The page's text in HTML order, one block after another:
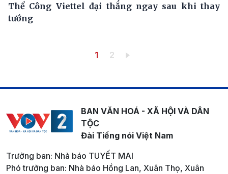
Thể Công Viettel đại thắng ngay sau khi thay
tướng
Trang hiện thời
1 Trang
2
BAN VĂN HOÁ - XÃ HỘI VÀ DÂN
TỘC
Đài Tiếng nói Việt Nam
Trưởng ban: Nhà báo TUYẾT MAI
Phó trưởng ban: Nhà báo Hồng Lan, Xuân Thọ, Xuân